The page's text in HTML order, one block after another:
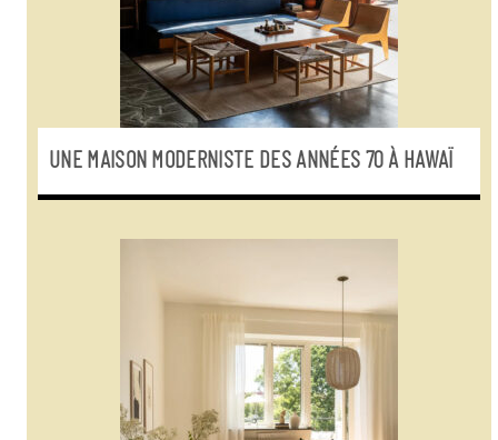
UNE MAISON MODERNISTE DES ANNÉES 70 À HAWAÏ